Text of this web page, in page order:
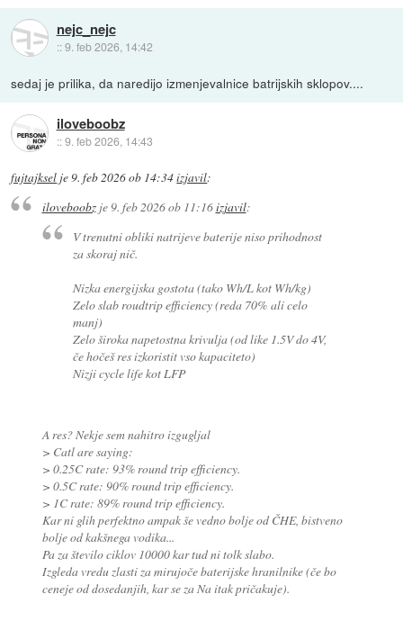
nejc_nejc
::9. feb 2026, 14:42
sedaj je prilika, da naredijo izmenjevalnice batrijskih sklopov....
iloveboobz
::9. feb 2026, 14:43
fujtajksel je9. feb 2026 ob 14:34izjavil:
iloveboobzje9. feb 2026 ob 11:16izjavil:
V trenutni obliki natrijeve baterije niso prihodnost
za skoraj nič.
Nizka energijska gostota (tako Wh/L kot Wh/kg)
Zelo slab roudtrip efficiency (reda 70% ali celo
manj)
Zelo široka napetostna krivulja (od like 1.5V do 4V,
če hočeš res izkoristit vso kapaciteto)
Nizji cycle life kot LFP
A res? Nekje sem nahitro izgugljal
> Catl are saying:
> 0.25C rate: 93% round trip efficiency.
> 0.5C rate: 90% round trip efficiency.
> 1C rate: 89% round trip efficiency.
Kar ni glih perfektno ampak še vedno bolje od ČHE, bistveno
bolje od kakšnega vodika...
Pa za število ciklov 10000 kar tud ni tolk slabo.
Izgleda vredu zlasti za mirujoče baterijske hranilnike (če bo
ceneje od dosedanjih, kar se za Na itak pričakuje).